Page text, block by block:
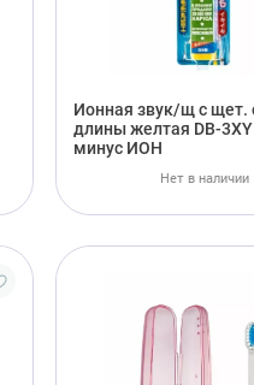
Ионная звук/щ с щет.
длины желтая DB-
минус ИОН
Нет в наличии